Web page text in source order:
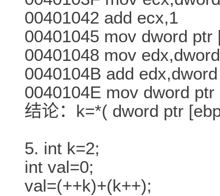
00401042 add ecx,1
00401045 mov dword ptr
00401048 mov
0040104B add
0040104E mov dword
结论：k=*( dword ptr
5. int k=2;
int val=0;
val=(++k)+(k++);